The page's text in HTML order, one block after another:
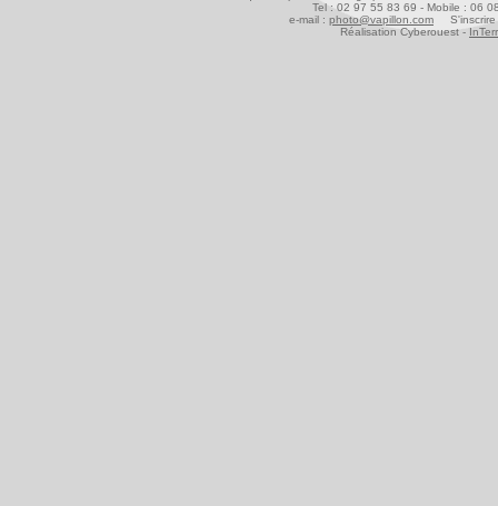
Tel : 02 97 55 83 69 - Mobile : 06
e-mail : photo@vapillon.com S'inscrire
Réalisation Cyberouest -